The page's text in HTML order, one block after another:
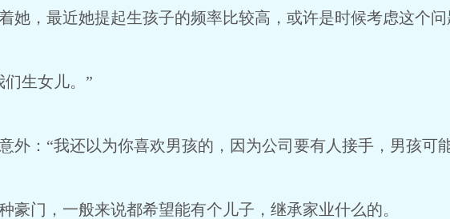
，最近她提起生孩子的频率比较高，或许是时候考虑这个问
生女儿。”
：“我还以为你喜欢男孩的，因为公司要有人接手，男孩
门，一般来说都希望能有个儿子，继承家业什么的。